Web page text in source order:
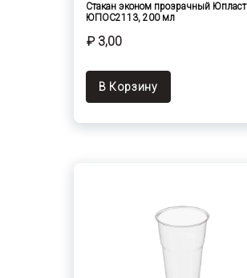
Стакан эконом прозрачный Юпласт
ЮПОС2113, 200 мл
₽ 3,00
В Корзину